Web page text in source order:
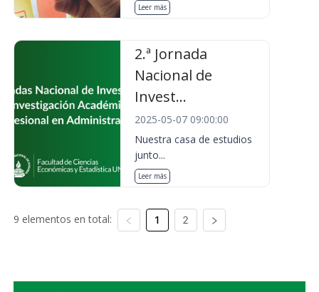
Leer más
2.ª Jornada
Nacional de
Invest...
2025-05-07 09:00:00
Nuestra casa de estudios
junto...
Leer más
9 elementos en total: 1 2